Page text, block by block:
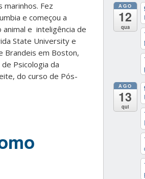
marinhos. Fez
e começou a
e inteligência de
State University e
Brandeis em Boston,
Psicologia da
do curso de Pós-
AGO
12
qua
AGO
13
qui